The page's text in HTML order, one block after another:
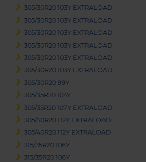
305/30R20 103Y EXTRALOAD
305/30R20 103Y EXTRALOAD
305/30R20 103Y EXTRALOAD
305/30R20 103Y EXTRALOAD
305/30R20 103Y EXTRALOAD
305/30R20 103Y EXTRALOAD
305/30R20 99Y
305/35R20 104Y
305/35R20 107Y EXTRALOAD
305/40R20 112Y EXTRALOAD
305/40R20 112Y EXTRALOAD
315/35R20 106Y
315/35R20 106Y